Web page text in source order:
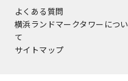
よくある質問
横浜ランドマークタワーについ
て
サイトマップ